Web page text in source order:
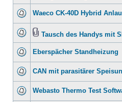
Waeco CK-40D Hybrid
Tausch des Handys mit
Eberspächer Standheizung
CAN mit parasitärer
Webasto Thermo Test